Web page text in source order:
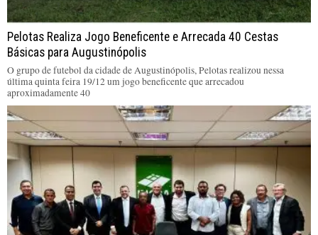
Pelotas Realiza Jogo Beneficente e Arrecada 40 Cestas
Básicas para Augustinópolis
O grupo de futebol da cidade de Augustinópolis, Pelotas realizou nessa
última quinta feira 19/12 um jogo beneficente que arrecadou
aproximadamente 40